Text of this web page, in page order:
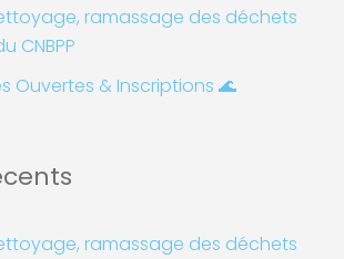
ramassage des déchets
CNBPP
Ouvertes & Inscriptions 🌊
ramassage des déchets